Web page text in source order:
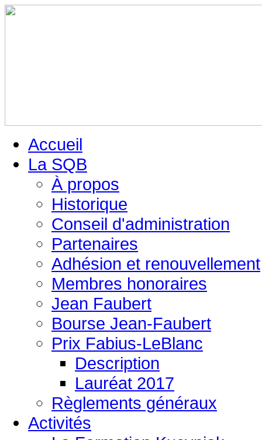
Accueil
La SQB
À propos
Historique
Conseil d'administration
Partenaires
Adhésion et renouvellement
Membres honoraires
Jean Faubert
Bourse Jean-Faubert
Prix Fabius-LeBlanc
Description
Lauréat 2017
Règlements généraux
Activités